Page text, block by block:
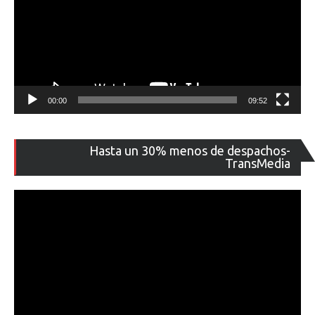
00:00 09:52
Hasta un 30% menos de despachos-
TransMedia
de